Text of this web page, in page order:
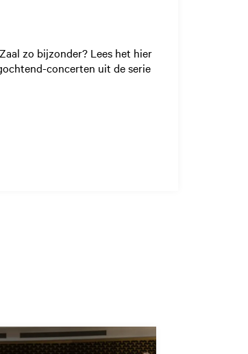
zo bijzonder? Lees het hier
concerten uit de serie